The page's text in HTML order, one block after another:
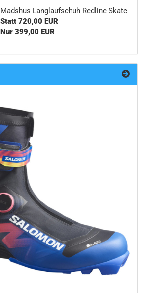
Madshus Langlaufschuh Redline Skate
Statt 720,00 EUR
Nur 399,00 EUR